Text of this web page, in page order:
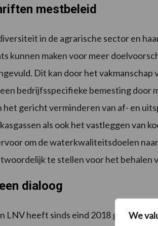
We
mestbeleid
in de agrarische sector en
kunnen maken voor meer
Dit kan door het
bedrijfsspecifieke bemesting door
het gericht verminderen van af- en
als ook het vastleggen van
om de waterkwaliteitsdoelen
te stellen voor het behalen
dialoog
LNV heeft sinds eind 2018